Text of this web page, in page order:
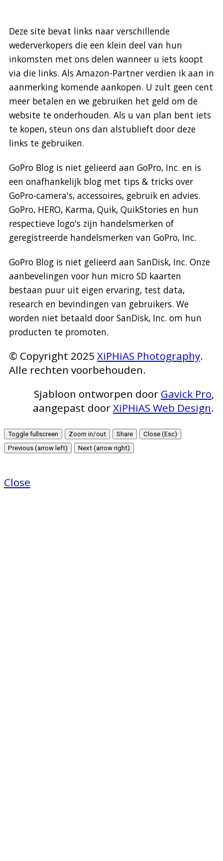
Deze site bevat links naar verschillende
wederverkopers die een klein deel van hun
inkomsten met ons delen wanneer u iets koopt
via die links. Als Amazon-Partner verdien ik aan in
aanmerking komende aankopen. U zult geen cent
meer betalen en we gebruiken het geld om de
website te onderhouden. Als u van plan bent iets
te kopen, steun ons dan alstublieft door deze
links te gebruiken.
GoPro Blog is niet gelieerd aan GoPro, Inc. en is
een onafhankelijk blog met tips & tricks over
GoPro-camera's, accessoires, gebruik en advies.
GoPro, HERO, Karma, Quik, QuikStories en hun
respectieve logo's zijn handelsmerken of
geregistreerde handelsmerken van GoPro, Inc.
GoPro Blog is niet gelieerd aan SanDisk, Inc. Onze
aanbevelingen voor hun micro SD kaarten
bestaan puur uit eigen ervaring, test data,
research en bevindingen van gebruikers. We
worden niet betaald door SanDisk, Inc. om hun
producten te promoten.
© Copyright 2025 XiPHiAS Photography.
Alle rechten voorbehouden.
Sjabloon ontworpen door Gavick Pro,
aangepast doorXiPHiAS Web Design.
Toggle fullscreen Zoom in/out Share
Close (Esc)
Previous (arrow left)
Next (arrow right)
Close